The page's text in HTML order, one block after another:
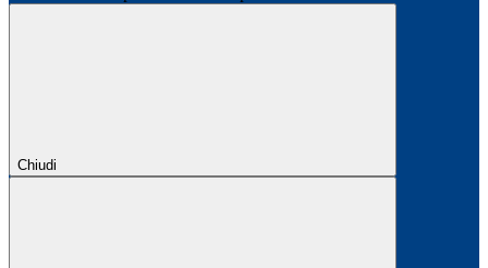
Chiudi